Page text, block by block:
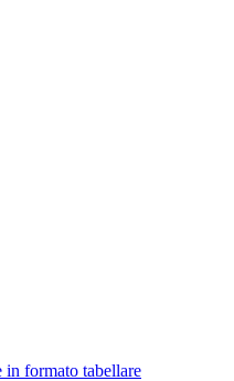
formato tabellare